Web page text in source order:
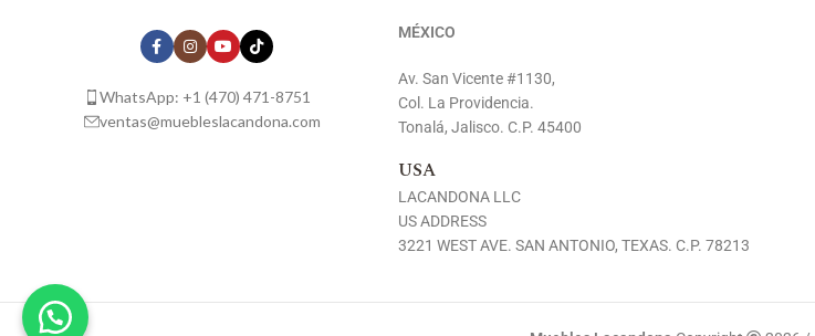
WhatsApp: +1 (470) 471-8751
ventas@muebleslacandona.com
MÉXICO
Av. San Vicente #1130,
Col. La Providencia.
Tonalá, Jalisco. C.P. 45400
USA
LACANDONA LLC
US ADDRESS
3221 WEST AVE. SAN ANTONIO, TEXAS. C.P. 78213